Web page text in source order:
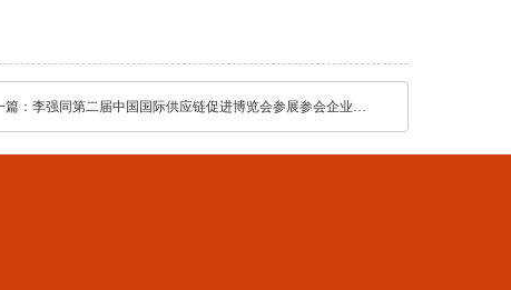
篇： 李强同第二届中国国际供应链促进博览会参展参会企业代表座谈